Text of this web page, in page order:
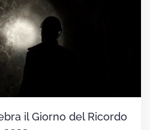
il Giorno del Ricordo